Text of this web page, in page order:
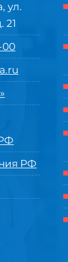
ул.
21
00
РФ